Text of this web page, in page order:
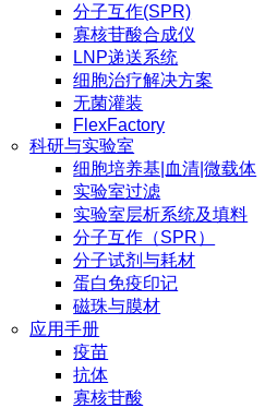
分子互作(SPR)
寡核苷酸合成仪
LNP递送系统
细胞治疗解决方案
无菌灌装
FlexFactory
科研与实验室
细胞培养基|血清|微载体
实验室过滤
实验室层析系统及填料
分子互作（SPR）
分子试剂与耗材
蛋白免疫印记
磁珠与膜材
应用手册
疫苗
抗体
寡核苷酸